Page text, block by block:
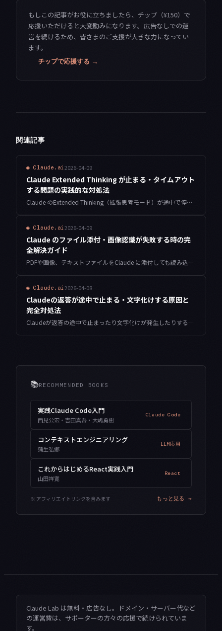
もしこの記事がお役に立ちましたら、チップ（¥150）で
応援いただけると大変励みになります。広告なしでの運
営を続けるため、皆さまのご支援が大きな力になってい
ます。
チップで応援する →
関連記事
◉ Claude.ai2026-04-09
Claude Extended Thinking が止まる・タイムアウト
する問題の実践的な対処法
Claude のExtended Thinking（拡張思考モード）が途中で停止・タイムアウトする原因と根本解決策を詳解。API設定・プロンプト最適化・コスト管理まで実践的なノウハウを整理します。
◉ Claude.ai2026-04-09
Claude のファイル添付・画像認識が失敗する時の完
全解決ガイド
PDFや画像、テキストファイルをClaude に添付しても読み込まれない・エラーになる問題を完全解決します。ファイル形式・サイズ・ブラウザ設定など原因別の対処法を丁寧に解説します。
◉ Claude.ai2026-04-08
Claudeの返答が途中で止まる・文字化けする原因と
完全対処法
Claudeが返答の途中で止まったり文字化けが発生したりする原因を体系的に解説。トークン制限・ネットワーク・エンコーディングの観点から、即実践できる対処法をわかりやすくご紹介します。
📚RECOMMENDED BOOKS
実践Claude Code入門
西見公宏・吉田真吾・大嶋勇樹
Claude Code
コンテキストエンジニアリング
蒲生弘郷
LLM応用
これからはじめるReact実践入門
山田祥寛
React
※ アフィリエイトリンクを含みます もっと見る →
Claude Lab は無料・広告なし。ドメイン・サーバー代など
の運営費は、サポーターの方々の応援で続けられていま
す。